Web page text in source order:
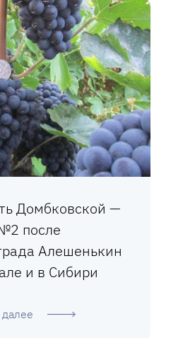
Домбковской —
после
Алешенькин
и в Сибири